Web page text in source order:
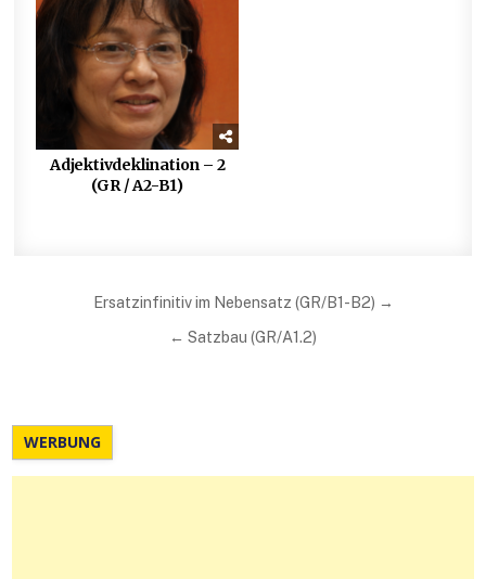
Adjektivdeklination – 2
(GR / A2-B1)
Beitragsnavigation
Ersatzinfinitiv im Nebensatz (GR/B1-B2) →
← Satzbau (GR/A1.2)
WERBUNG